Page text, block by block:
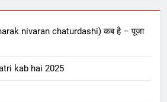
nivaran chaturdashi) कब है – पूजा
kab hai 2025